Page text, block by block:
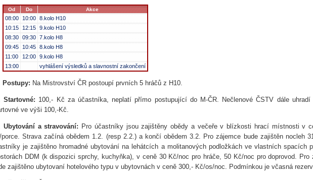
Od Do Akce
08:00 10:00 8.kolo H10
10:15
12:15 9.kolo H10
08:30 09:30 7.kolo H8
09:45
10:45 8.kolo H8
11:00
12:00 9.kolo H8
13:00
vyhlášení výsledků a slavnostní zakončení
Postupy: Na Mistrovství ČR postoupí prvních 5 hráčů z H10.
Startovné: 100,- Kč za účastníka, neplatí přímo postupující do M-ČR. Nečlenové ČSTV dále uhradí
ve výši 100,-Kč.
Ubytování a stravování: Pro účastníky jsou zajištěny obědy a večeře v blízkosti hrací místnosti v
porce. Strava začíná obědem 1.2. (resp 2.2.) a končí obědem 3.2. Pro zájemce bude zajištěn nocleh
je zajištěno hromadné ubytování na lehátcích a molitanových podložkách ve vlastních spacích
DDM (k dispozici sprchy, kuchyňka), v ceně 30 Kč/noc pro hráče, 50 Kč/noc pro doprovod. Pro
zajištěno ubytovaní hotelového typu v ubytovnách v ceně 300,- Kč/os/noc. Podmínkou je včasná